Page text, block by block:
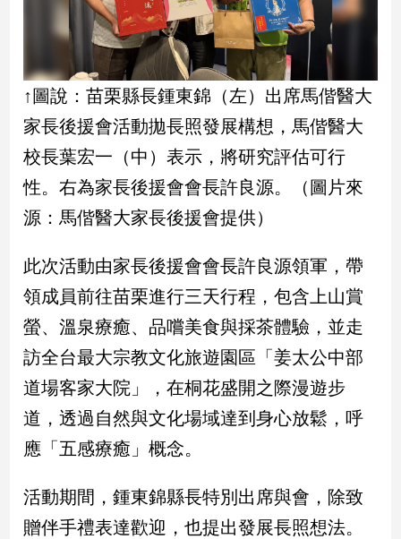
會/
地
方
新
冠
病
毒
專
區
南
台
灣
觀
點
南
台
觀
點
↑圖說：苗栗縣長鍾東錦（左）出席馬偕醫大
家長後援會活動拋長照發展構想，馬偕醫大
校長葉宏一（中）表示，將研究評估可行
性。右為家長後援會會長許良源。（圖片來
源：馬偕醫大家長後援會提供）
此次活動由家長後援會會長許良源領軍，帶
領成員前往苗栗進行三天行程，包含上山賞
螢、溫泉療癒、品嚐美食與採茶體驗，並走
訪全台最大宗教文化旅遊園區「姜太公中部
道場客家大院」，在桐花盛開之際漫遊步
道，透過自然與文化場域達到身心放鬆，呼
應「五感療癒」概念。
活動期間，鍾東錦縣長特別出席與會，除致
贈伴手禮表達歡迎，也提出發展長照想法。